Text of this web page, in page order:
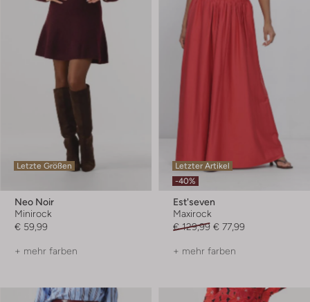
Letzte Größen
Neo Noir
Minirock
€ 59,99
+ mehr farben
Letzter Artikel
-40%
Est'seven
Maxirock
€ 129,99 € 77,99
+ mehr farben